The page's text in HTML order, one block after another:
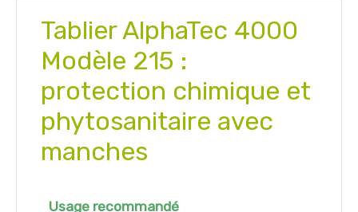
Tablier AlphaTec 4000
Modèle 215 :
protection chimique et
phytosanitaire avec
manches
Usage recommandé